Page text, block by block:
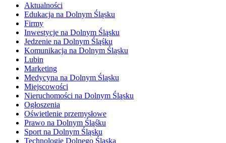
Aktualności
Edukacja na Dolnym Śląsku
Firmy
Inwestycje na Dolnym Śląsku
Jedzenie na Dolnym Śląśku
Komunikacja na Dolnym Śląsku
Lubin
Marketing
Medycyna na Dolnym Śląsku
Miejscowości
Nieruchomości na Dolnym Śląsku
Ogłoszenia
Oświetlenie przemysłowe
Prawo na Dolnym Śląśku
Sport na Dolnym Śląsku
Technologie Dolnego Śląska